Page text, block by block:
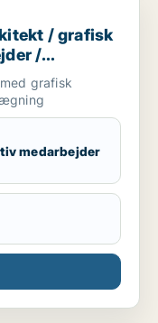
designer /
/ grafisk
/
grafisk
medarbejder